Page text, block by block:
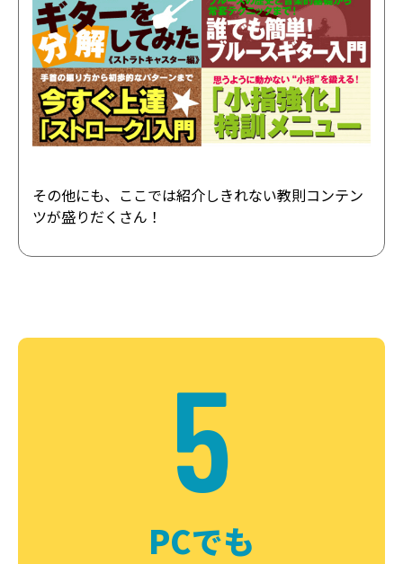
その他にも、ここでは紹介しきれない教則コンテン
ツが盛りだくさん！
5
PCでも